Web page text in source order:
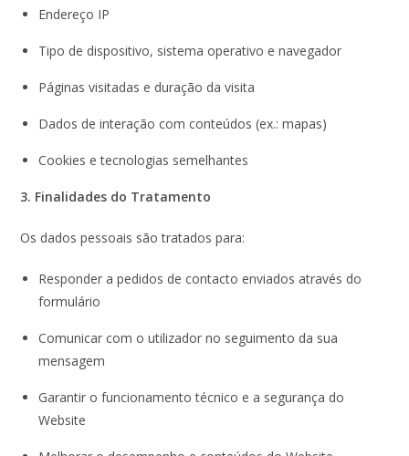
Endereço IP
Tipo de dispositivo, sistema operativo e navegador
Páginas visitadas e duração da visita
Dados de interação com conteúdos (ex.: mapas)
Cookies e tecnologias semelhantes
3. Finalidades do Tratamento
Os dados pessoais são tratados para:
Responder a pedidos de contacto enviados através do
formulário
Comunicar com o utilizador no seguimento da sua
mensagem
Garantir o funcionamento técnico e a segurança do
Website